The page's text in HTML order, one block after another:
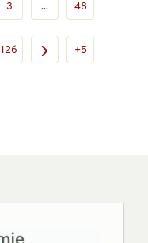
3 ... 48
126 +5